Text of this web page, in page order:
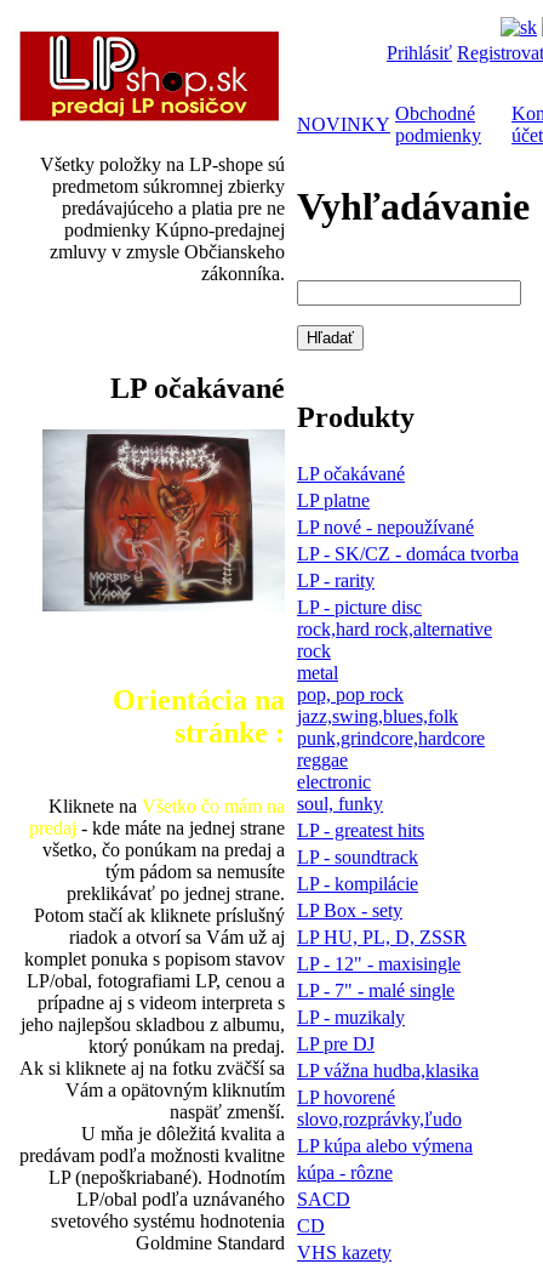
Všetky položky na LP-shope sú
predmetom súkromnej zbierky
predávajúceho a platia pre ne
podmienky Kúpno-predajnej
zmluvy v zmysle Občianskeho
zákonníka.
LP očakávané
Orientácia na
stránke :
Kliknete na Všetko čo mám na
predaj - kde máte na jednej strane
všetko, čo ponúkam na predaj a
tým pádom sa nemusíte
preklikávať po jednej strane.
Potom stačí ak kliknete príslušný
riadok a otvorí sa Vám už aj
komplet ponuka s popisom stavov
LP/obal, fotografiami LP, cenou a
prípadne aj s videom interpreta s
jeho najlepšou skladbou z albumu,
ktorý ponúkam na predaj.
Ak si kliknete aj na fotku zväčší sa
Vám a opätovným kliknutím
naspäť zmenší.
U mňa je dôležitá kvalita a
predávam podľa možnosti kvalitne
LP (nepoškriabané). Hodnotím
LP/obal podľa uznávaného
svetového systému hodnotenia
Goldmine Standard
Prihlásiť
NOVINKY
Obchodné
podmienky
účet
Vyhľadávanie
Produkty
LP očakávané
LP platne
LP nové - nepoužívané
LP - SK/CZ - domáca tvorba
LP - rarity
LP - picture disc
rock,hard rock,alternative
rock
metal
pop, pop rock
jazz,swing,blues,folk
punk,grindcore,hardcore
reggae
electronic
soul, funky
LP - greatest hits
LP - soundtrack
LP - kompilácie
LP Box - sety
LP HU, PL, D, ZSSR
LP - 12" - maxisingle
LP - 7" - malé single
LP - muzikaly
LP pre DJ
LP vážna hudba,klasika
LP hovorené
slovo,rozprávky,ľudo
LP kúpa alebo výmena
kúpa - rôzne
SACD
CD
VHS kazety